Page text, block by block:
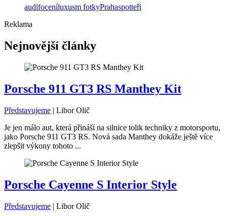
audifoceníluxusm fotkyPrahaspotteři
Reklama
Nejnovější články
Porsche 911 GT3 RS Manthey Kit
Představujeme | Libor Olič
Je jen málo aut, která přináší na silnice tolik techniky z motorsportu,
jako Porsche 911 GT3 RS. Nová sada Manthey dokáže ještě více
zlepšit výkony tohoto ...
Porsche Cayenne S Interior Style
Představujeme | Libor Olič